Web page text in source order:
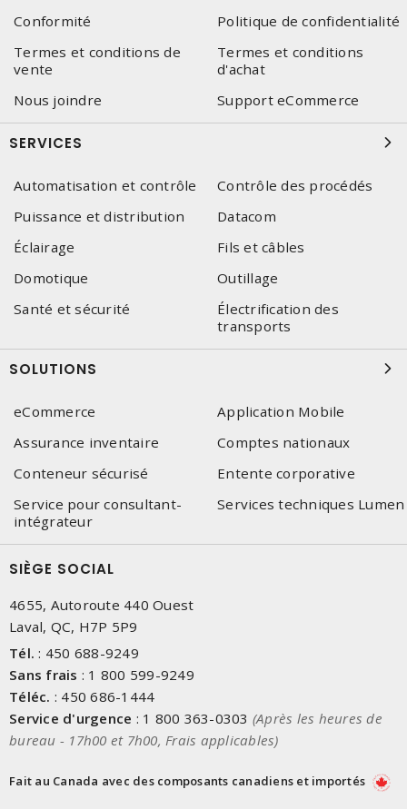
Conformité
Politique de confidentialité
Termes et conditions de
vente
Termes et conditions
d'achat
Nous joindre
Support eCommerce
SERVICES
Automatisation et contrôle
Contrôle des procédés
Puissance et distribution
Datacom
Éclairage
Fils et câbles
Domotique
Outillage
Santé et sécurité
Électrification des
transports
SOLUTIONS
eCommerce
Application Mobile
Assurance inventaire
Comptes nationaux
Conteneur sécurisé
Entente corporative
Service pour consultant-
intégrateur
Services techniques Lumen
SIÈGE SOCIAL
4655, Autoroute 440 Ouest
Laval, QC, H7P 5P9
Tél. : 450 688-9249
Sans frais : 1 800 599-9249
Téléc. : 450 686-1444
Service d'urgence : 1 800 363-0303 (Après les heures de
bureau - 17h00 et 7h00, Frais applicables)
Fait au Canada avec des composants canadiens et importés